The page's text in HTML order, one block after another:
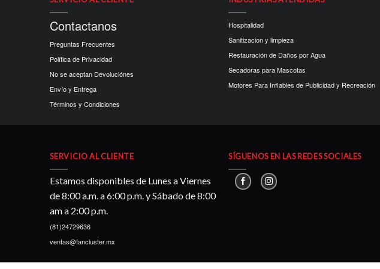
Contactanos
Preguntas Frecuentes
Política de Privacidad
No se aceptan Devoluciónes
Envío y Entrega
Términos y Condiciones
Hospitalidad
Sanitizacion y limpieza
Restauración de Daños por Agua
Secadoras para Mascotas
Motores Para Inflables de Publicidad y Recreación
SERVICIO AL CLIENTE
Estamos disponibles de Lunes a Viernes
de 8:00 a.m. a 6:00 p.m. y Sábado de 8:00
am a 2:00 p.m.
(81)24729636
ventas@fancluster.mx
SÍGUENOS EN LAS REDES SOCIALES